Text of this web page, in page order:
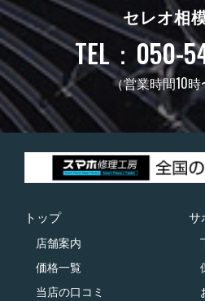
セレオ相
TEL：050-
（営業時間10時
トップ
店舗案内
価格一覧
当店の口コミ
サ